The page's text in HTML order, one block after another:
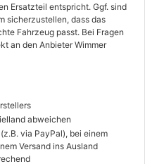
UJ_)
Ersatzteil entspricht. Ggf. sind
sicherzustellen, dass das
Fahrzeug passt. Bei Fragen
an den Anbieter Wimmer
abweichen
via PayPal), bei einem
Versand ins Ausland